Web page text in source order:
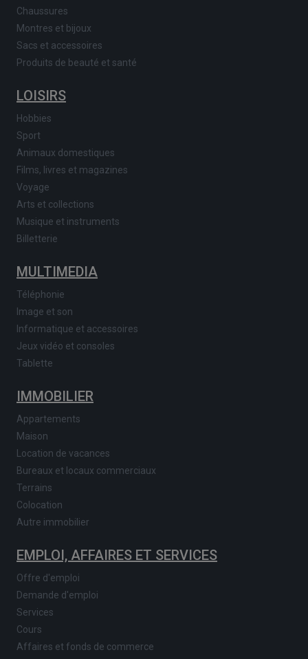
Chaussures
Montres et bijoux
Sacs et accessoires
Produits de beauté et santé
LOISIRS
Hobbies
Sport
Animaux domestiques
Films, livres et magazines
Voyage
Arts et collections
Musique et instruments
Billetterie
MULTIMEDIA
Téléphonie
Image et son
Informatique et accessoires
Jeux vidéo et consoles
Tablette
IMMOBILIER
Appartements
Maison
Location de vacances
Bureaux et locaux commerciaux
Terrains
Colocation
Autre immobilier
EMPLOI, AFFAIRES ET SERVICES
Offre d'emploi
Demande d'emploi
Services
Cours
Affaires et fonds de commerce